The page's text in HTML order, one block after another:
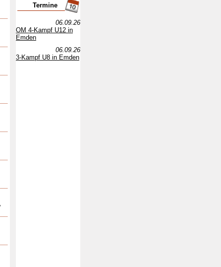
Termine
06.09.26
OM 4-Kampf U12 in
Emden
06.09.26
3-Kampf U8 in Emden